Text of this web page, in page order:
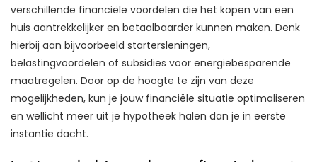
verschillende financiële voordelen die het kopen van een
huis aantrekkelijker en betaalbaarder kunnen maken. Denk
hierbij aan bijvoorbeeld startersleningen,
belastingvoordelen of subsidies voor energiebesparende
maatregelen. Door op de hoogte te zijn van deze
mogelijkheden, kun je jouw financiële situatie optimaliseren
en wellicht meer uit je hypotheek halen dan je in eerste
instantie dacht.